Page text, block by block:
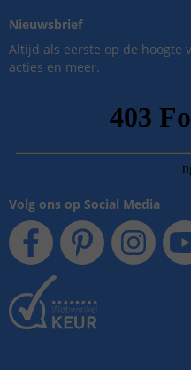
Nieuwsbrief
Altijd als eerste op de hoogte
acties en meer.
Volg ons op Social Media